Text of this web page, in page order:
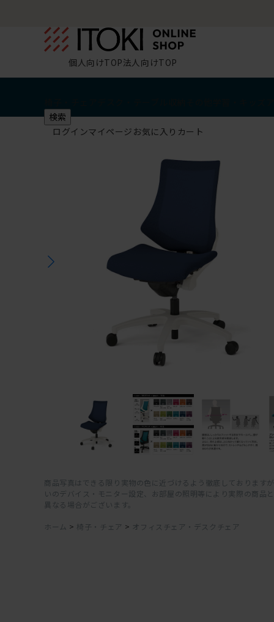
個人向けTOP法人向けTOP
検索
ログインマイページ お気に入り カート
商品写真はできる限り実物の色に近づけるよう徹底しております
いのデバイス・モニター設定、お部屋の照明等により実際の商品
異なる場合がございます。
ホーム > 椅子・チェア > オフィスチェア・デスクチェア